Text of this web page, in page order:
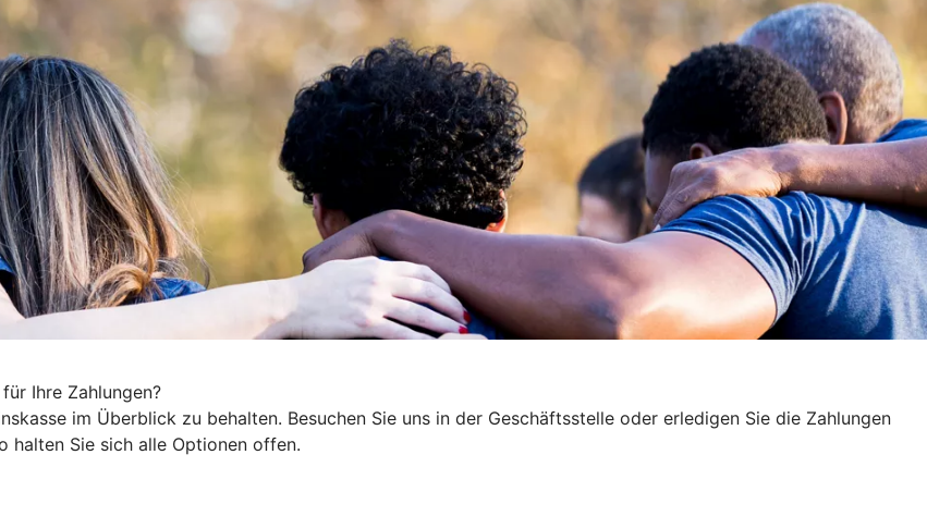
Ihre Zahlungen?
im Überblick zu behalten. Besuchen Sie uns in der Geschäftsstelle oder erledigen Sie die Zahlungen
halten Sie sich alle Optionen offen.